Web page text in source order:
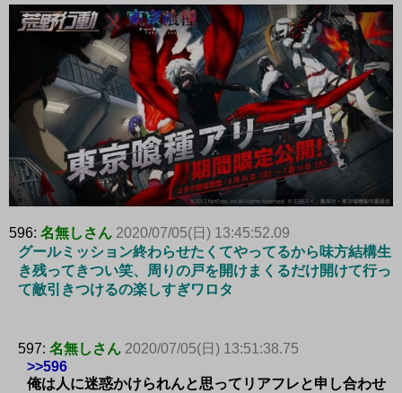
596: 名無しさん 2020/07/05(日) 13:45:52.09
グールミッション終わらせたくてやってるから味方結構生
き残ってきつい笑、周りの戸を開けまくるだけ開けて行っ
て敵引きつけるの楽しすぎワロタ
597: 名無しさん 2020/07/05(日) 13:51:38.75
>>596
俺は人に迷惑かけられんと思ってリアフレと申し合わせ